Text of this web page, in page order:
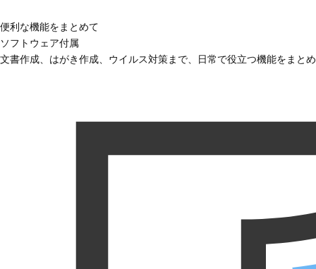
便利な機能をまとめて
ソフトウェア付属
文書作成、はがき作成、ウイルス対策まで、日常で役立つ機能をまと